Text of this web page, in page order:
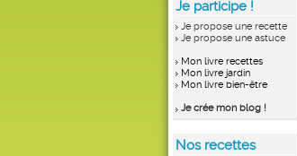
Je participe !
Je propose une recette
Je propose une astuce
Mon livre recettes
Mon livre jardin
Mon livre bien-être
Je crée mon blog !
Nos recettes